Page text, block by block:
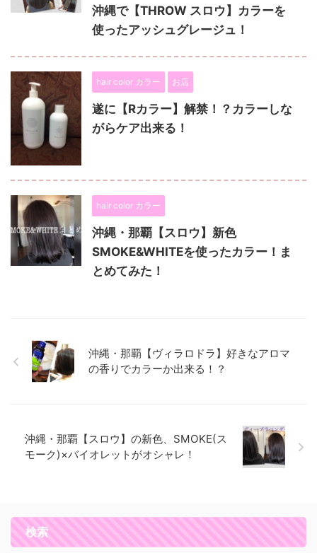
沖縄で【THROW スロウ】カラーを
使ったアッシュグレージュ！
hair color カラー お店
遂に【Rカラー】解禁！？カラーしな
がらケア出来る！
hair color カラー
沖縄・那覇【スロウ】新色
SMOKE&WHITEを使ったカラー！ま
とめてみた！
沖縄・那覇【ヴィラロドラ】好きなアロマ
の香りでカラーか出来る！？
沖縄・那覇【スロウ】の新色、SMOKE(ス
モーク)×バイオレットがオシャレ！
検索